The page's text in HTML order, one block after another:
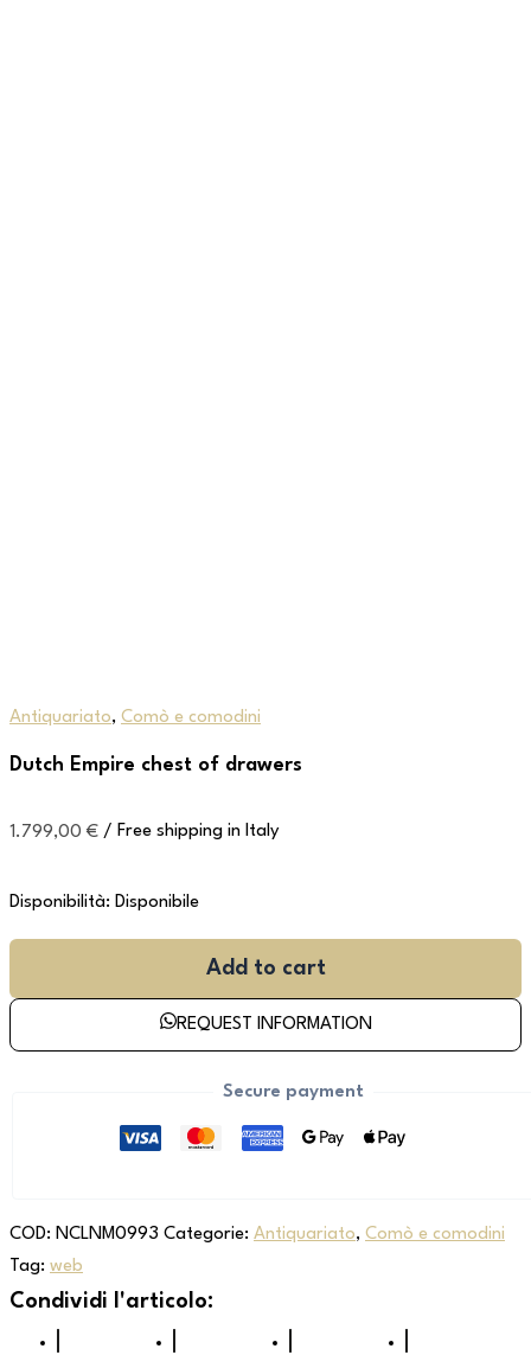
Antiquariato, Comò e comodini
Dutch Empire chest of drawers
1.799,00 € / Free shipping in Italy
Disponibilità: Disponibile
Add to cart
REQUEST INFORMATION
Secure payment
COD: NCLNM0993 Categorie: Antiquariato, Comò e comodini
Tag: web